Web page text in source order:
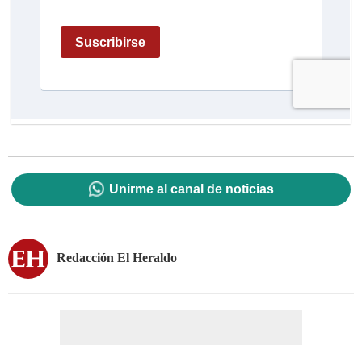
Unirme al canal de noticias
Redacción El Heraldo